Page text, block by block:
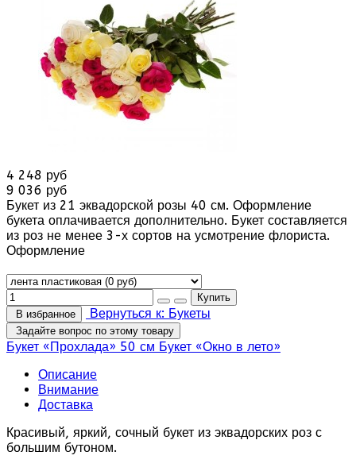
4 248 руб
9 036 руб
Букет из 21 эквадорской розы 40 см. Оформление
букета оплачивается дополнительно. Букет составляется
из роз не менее 3-х сортов на усмотрение флориста.
Оформление
В избранное Вернуться к: Букеты
Задайте вопрос по этому товару
Букет «Прохлада» 50 см Букет «Окно в лето»
Описание
Внимание
Доставка
Красивый, яркий, сочный букет из эквадорских роз с
большим бутоном.